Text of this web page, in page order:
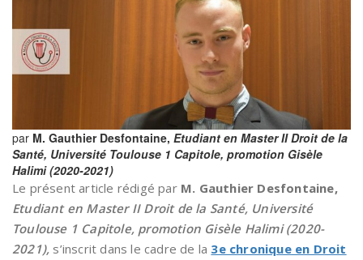
par M. Gauthier Desfontaine, Etudiant en Master II Droit de la
Santé, Université Toulouse 1 Capitole, promotion Gisèle
Halimi (2020-2021)
Le présent article rédigé par M. Gauthier Desfontaine,
Etudiant en Master II Droit de la Santé, Université
Toulouse 1 Capitole, promotion Gisèle Halimi (2020-
2021), s’inscrit dans le cadre de la 3e chronique en Droit